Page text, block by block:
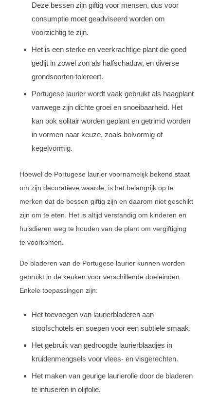
Deze bessen zijn giftig voor mensen, dus voor
consumptie moet geadviseerd worden om
voorzichtig te zijn.
Het is een sterke en veerkrachtige plant die goed
gedijt in zowel zon als halfschaduw, en diverse
grondsoorten tolereert.
Portugese laurier wordt vaak gebruikt als haagplant
vanwege zijn dichte groei en snoeibaarheid. Het
kan ook solitair worden geplant en getrimd worden
in vormen naar keuze, zoals bolvormig of
kegelvormig.
Hoewel de Portugese laurier voornamelijk bekend staat
om zijn decoratieve waarde, is het belangrijk op te
merken dat de bessen giftig zijn en daarom niet geschikt
zijn om te eten. Het is altijd verstandig om kinderen en
huisdieren weg te houden van de plant om vergiftiging
te voorkomen.
De bladeren van de Portugese laurier kunnen worden
gebruikt in de keuken voor verschillende doeleinden.
Enkele toepassingen zijn:
Het toevoegen van laurierbladeren aan
stoofschotels en soepen voor een subtiele smaak.
Het gebruik van gedroogde laurierblaadjes in
kruidenmengsels voor vlees- en visgerechten.
Het maken van geurige laurierolie door de bladeren
te infuseren in olijfolie.